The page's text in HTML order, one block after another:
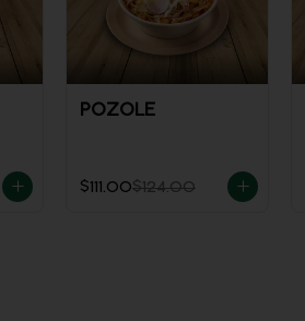
POZOLE
$111.00$124.00